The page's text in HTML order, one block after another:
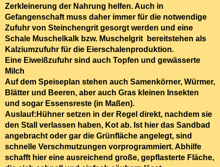
Zerkleinerung der Nahrung helfen. Auch in
Gefangenschaft muss daher immer für die notwendige
Zufuhr von Steinchengrit gesorgt werden und eine
Schale Muschelkalk bzw. Muschelgrit bereitstehen als
Kalziumzufuhr für die Eierschalenproduktion.
Eine Eiweißzufuhr sind auch Topfen und gewässerte
Milch
Auf dem Speiseplan stehen auch Samenkörner, Würmer,
Blätter und Beeren, aber auch Gras kleinen Insekten
und sogar Essensreste (in Maßen).
Auslauf:Hühner setzen in der Regel direkt, nachdem sie
den Stall verlassen haben, Kot ab. Ist hier das Sandbad
angebracht oder gar die Grünfläche angelegt, sind
schnelle Verschmutzungen vorprogrammiert. Abhilfe
schafft hier eine ausreichend große, gepflasterte Fläche,